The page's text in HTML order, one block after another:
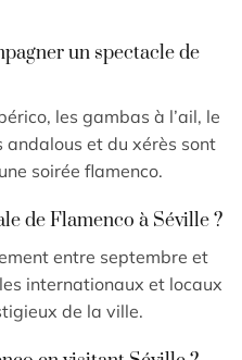
un spectacle de
les gambas à l’ail, le
andalous et du xérès sont
soirée flamenco.
de Flamenco à Séville ?
entre septembre et
internationaux et locaux
de la ville.